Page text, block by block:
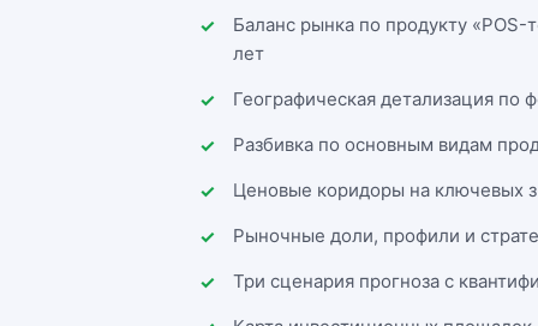
Баланс рынка по продукту
лет
Географическая детализация
Разбивка по основным видам
Ценовые коридоры на ключевых
Рыночные доли, профили и
Три сценария прогноза с